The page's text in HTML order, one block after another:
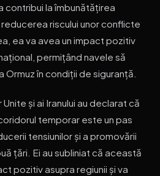
contribui la îmbunătățirea
riscului unor conflicte
ea va avea un impact pozitiv
permițând navele să
în condiții de siguranță.
și ai Iranului au declarat că
temporar este un pas
tensiunilor și a promovării
țări. Ei au subliniat că această
pozitiv asupra regiunii și va